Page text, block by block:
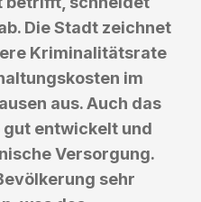
Die Stadt zeichnet
Kriminalitätsrate
im
aus. Auch das
entwickelt und
Versorgung.
sehr